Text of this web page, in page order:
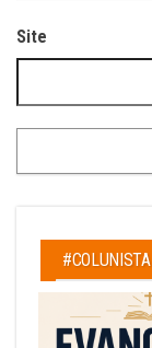
Site
#COLUNISTA